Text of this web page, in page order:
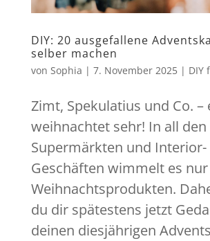
DIY: 20 ausgefallene
selber machen
von Sophia | 7. November 2025| DIY
Zimt, Spekulatius und Co. –
weihnachtet sehr! In all den
Supermärkten und Interior-
Geschäften wimmelt es
Weihnachtsprodukten.
du dir spätestens jetzt
deinen diesjährigen